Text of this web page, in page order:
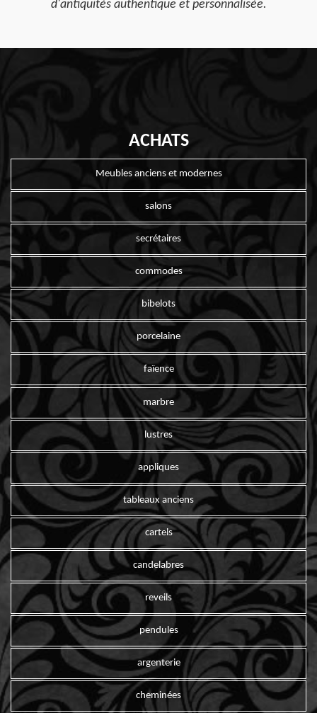
d'antiquités authentique et personnalisée.
ACHATS
Meubles anciens et modernes
salons
secrétaires
commodes
bibelots
porcelaine
faïence
marbre
lustres
appliques
tableaux anciens
cartels
candelabres
reveils
pendules
argenterie
cheminées